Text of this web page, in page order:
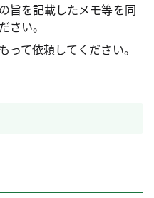
旨を記載したメモ等を同
さい。
って依頼してください。